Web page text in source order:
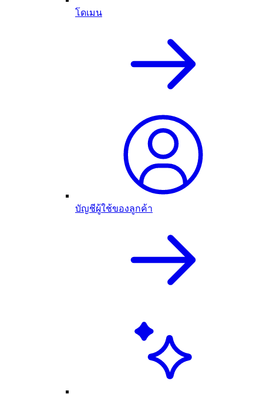
โดเมน
บัญชีผู้ใช้ของลูกค้า